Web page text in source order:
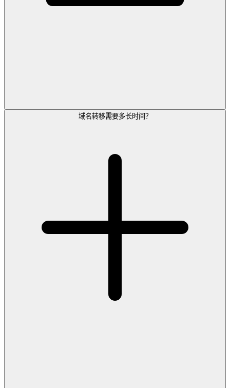
域名转移需要多长时间？